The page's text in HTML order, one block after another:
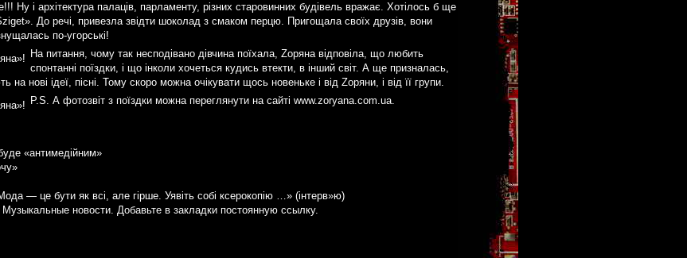
Ну і архітектура палаців, парламенту, різних старовинних будівель вражає. Хотілось б ще
До речі, привезла звідти шоколад з смаком перцю. Пригощала своїх друзів, вони
по-угорські!
На питання, чому так несподівано дівчина поїхала, Zоряна відповіла, що любить
спонтанні поїздки, і що інколи хочеться кудись втекти, в інший світ. А ще призналась,
на нові ідеї, пісні. Тому скоро можна очікувати щось новеньке і від Zоряни, і від її групи.
P.S. А фотозвіт з поїздки можна переглянути на сайті www.zoryana.com.ua.
«антимедійним»
— це бути як всі, але гірше. Уявіть собі ксерокопію …» (інтерв»ю)
Музыкальные новости. Добавьте в закладки постоянную ссылку.